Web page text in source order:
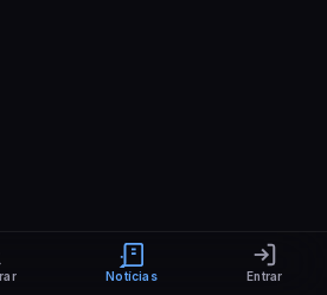
Notícias Entrar